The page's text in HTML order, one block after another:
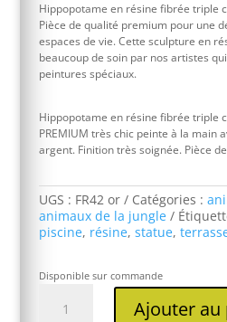
Hippopotame en résine fibrée triple
Pièce de qualité premium pour une
espaces de vie. Cette sculpture en
beaucoup de soin par nos artistes
peintures spéciaux.
Hippopotame en résine fibrée triple
PREMIUM très chic peinte à la main
argent. Finition très soignée. Pièce
UGS : FR42 or Catégories :
animaux de la jungle
piscine, résine, statue,
Disponible sur commande
Ajouter au